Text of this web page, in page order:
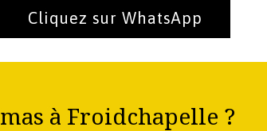
Cliquez sur WhatsApp
à Froidchapelle ?